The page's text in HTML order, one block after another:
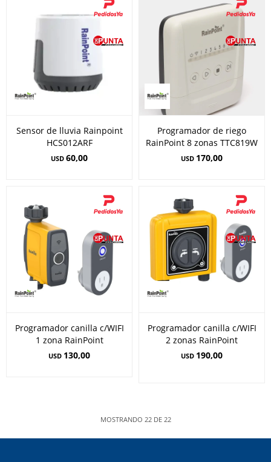
Sensor de lluvia Rainpoint
HCS012ARF
USD 60,00
Programador de riego
RainPoint 8 zonas TTC819W
USD 170,00
Programador canilla c/WIFI
1 zona RainPoint
USD 130,00
Programador canilla c/WIFI
2 zonas RainPoint
USD 190,00
MOSTRANDO 22DE 22